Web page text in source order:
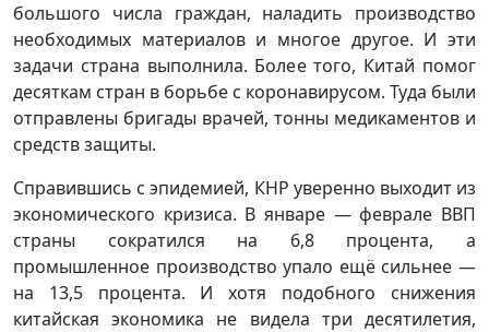
большого числа граждан, наладить производство
необходимых материалов и многое другое. И эти
задачи страна выполнила. Более того, Китай помог
десяткам стран в борьбе с коронавирусом. Туда были
отправлены бригады врачей, тонны медикаментов и
средств защиты.
Справившись с эпидемией, КНР уверенно выходит из
экономического кризиса. В январе — феврале ВВП
страны сократился на 6,8 процента, а
промышленное производство упало ещё сильнее —
на 13,5 процента. И хотя подобного снижения
китайская экономика не видела три десятилетия,